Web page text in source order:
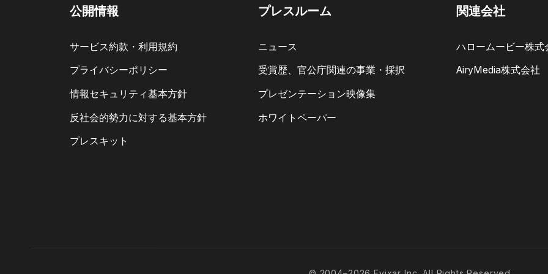
公開情報
サービス約款・利用規約
プライバシーポリシー
情報セキュリティ基本方針
反社会的勢力に対する基本方針
プレスキット
プレスルーム
ニュース
受賞歴、官公庁関連の事業・採択
プレゼンテーション映像集
ホワイトペーパー
関連会社
ハロームービー株式
AiryMedia株式会社